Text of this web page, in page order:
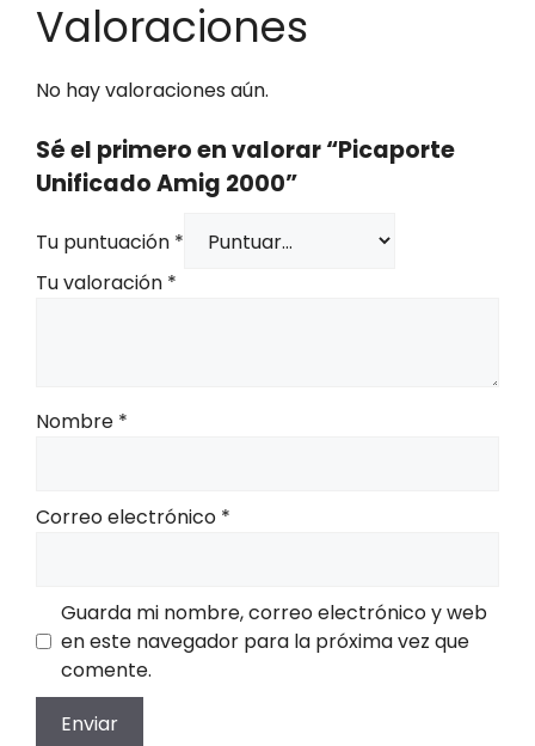
Valoraciones
No hay valoraciones aún.
Sé el primero en valorar “Picaporte
Unificado Amig 2000”
Tu puntuación *
Tu valoración *
Nombre *
Correo electrónico *
Guarda mi nombre, correo electrónico y web
en este navegador para la próxima vez que
comente.